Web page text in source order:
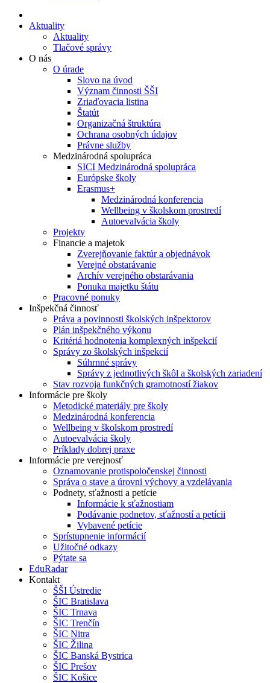
Aktuality
Aktuality
Tlačové správy
O nás
O úrade
Slovo na úvod
Význam činnosti ŠŠI
Zriaďovacia listina
Štatút
Organizačná štruktúra
Ochrana osobných údajov
Právne služby
Medzinárodná spolupráca
SICI Medzinárodná spolupráca
Európske školy
Erasmus+
Medzinárodná konferencia
Wellbeing v školskom prostredí
Autoevalvácia školy
Projekty
Financie a majetok
Zverejňovanie faktúr a objednávok
Verejné obstarávanie
Archív verejného obstarávania
Ponuka majetku štátu
Pracovné ponuky
Inšpekčná činnosť
Práva a povinnosti školských inšpektorov
Plán inšpekčného výkonu
Kritériá hodnotenia komplexných inšpekcií
Správy zo školských inšpekcií
Súhrnné správy
Správy z jednotlivých škôl a školských zariadení
Stav rozvoja funkčných gramotností žiakov
Informácie pre školy
Metodické materiály pre školy
Medzinárodná konferencia
Wellbeing v školskom prostredí
Autoevalvácia školy
Príklady dobrej praxe
Informácie pre verejnosť
Oznamovanie protispoločenskej činnosti
Správa o stave a úrovni výchovy a vzdelávania
Podnety, sťažnosti a petície
Informácie k sťažnostiam
Podávanie podnetov, sťažností a petícii
Vybavené petície
Sprístupnenie informácií
Užitočné odkazy
Pýtate sa
EduRadar
Kontakt
ŠŠI Ústredie
ŠIC Bratislava
ŠIC Trnava
ŠIC Trenčín
ŠIC Nitra
ŠIC Žilina
ŠIC Banská Bystrica
ŠIC Prešov
ŠIC Košice